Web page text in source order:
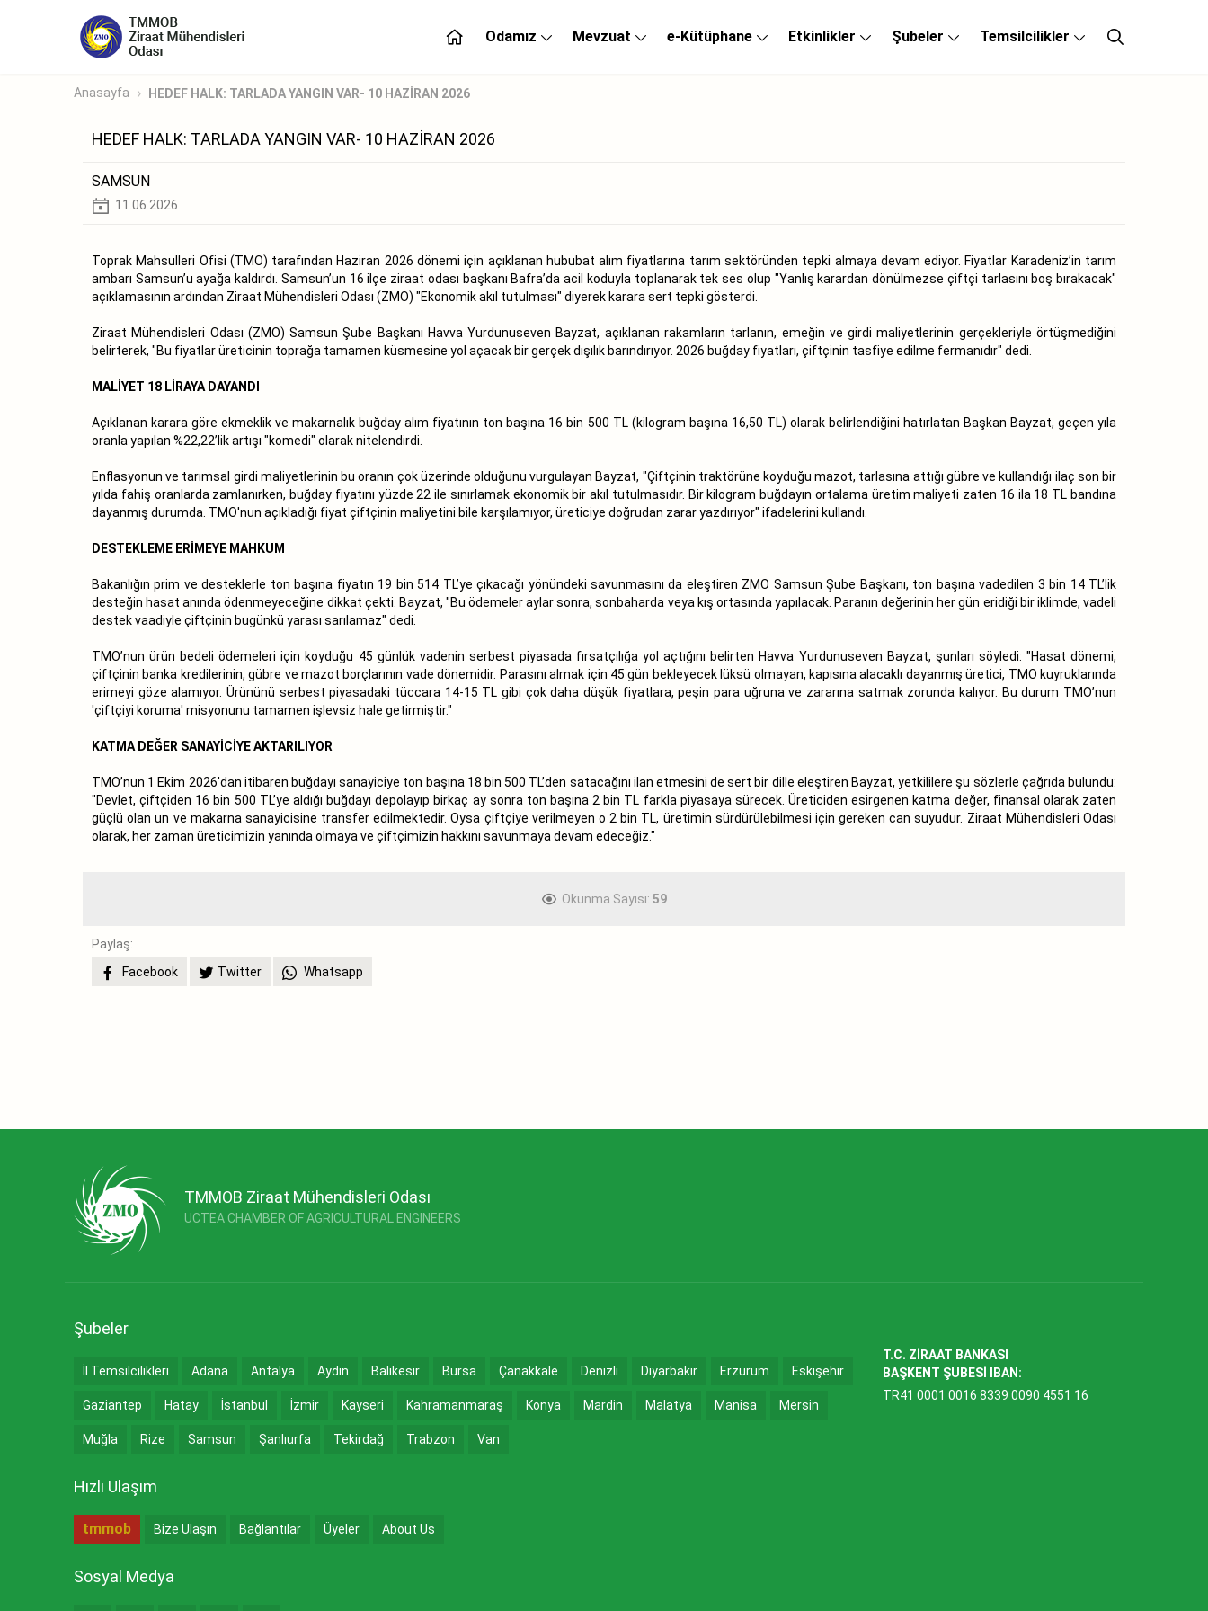
Odamız Mevzuat e-Kütüphane Etkinlikler Şubeler Temsilcilikler
Anasayfa HEDEF HALK: TARLADA YANGIN VAR- 10 HAZİRAN 2026
HEDEF HALK: TARLADA YANGIN VAR- 10 HAZİRAN 2026
SAMSUN
11.06.2026
Toprak Mahsulleri Ofisi (TMO) tarafından Haziran 2026 dönemi için açıklanan hububat alım fiyatlarına tarım sektöründen tepki almaya devam ediyor. Fiyatlar Karadeniz’in tarım
ambarı Samsun’u ayağa kaldırdı. Samsun’un 16 ilçe ziraat odası başkanı Bafra’da acil koduyla toplanarak tek ses olup "Yanlış karardan dönülmezse çiftçi tarlasını boş bırakacak"
açıklamasının ardından Ziraat Mühendisleri Odası (ZMO) "Ekonomik akıl tutulması" diyerek karara sert tepki gösterdi.
Ziraat Mühendisleri Odası (ZMO) Samsun Şube Başkanı Havva Yurdunuseven Bayzat, açıklanan rakamların tarlanın, emeğin ve girdi maliyetlerinin gerçekleriyle örtüşmediğini
belirterek, "Bu fiyatlar üreticinin toprağa tamamen küsmesine yol açacak bir gerçek dışılık barındırıyor. 2026 buğday fiyatları, çiftçinin tasfiye edilme fermanıdır" dedi.
MALİYET 18 LİRAYA DAYANDI
Açıklanan karara göre ekmeklik ve makarnalık buğday alım fiyatının ton başına 16 bin 500 TL (kilogram başına 16,50 TL) olarak belirlendiğini hatırlatan Başkan Bayzat, geçen yıla
oranla yapılan %22,22’lik artışı "komedi" olarak nitelendirdi.
Enflasyonun ve tarımsal girdi maliyetlerinin bu oranın çok üzerinde olduğunu vurgulayan Bayzat, "Çiftçinin traktörüne koyduğu mazot, tarlasına attığı gübre ve kullandığı ilaç son bir
yılda fahiş oranlarda zamlanırken, buğday fiyatını yüzde 22 ile sınırlamak ekonomik bir akıl tutulmasıdır. Bir kilogram buğdayın ortalama üretim maliyeti zaten 16 ila 18 TL bandına
dayanmış durumda. TMO'nun açıkladığı fiyat çiftçinin maliyetini bile karşılamıyor, üreticiye doğrudan zarar yazdırıyor" ifadelerini kullandı.
DESTEKLEME ERİMEYE MAHKUM
Bakanlığın prim ve desteklerle ton başına fiyatın 19 bin 514 TL’ye çıkacağı yönündeki savunmasını da eleştiren ZMO Samsun Şube Başkanı, ton başına vadedilen 3 bin 14 TL’lik
desteğin hasat anında ödenmeyeceğine dikkat çekti. Bayzat, "Bu ödemeler aylar sonra, sonbaharda veya kış ortasında yapılacak. Paranın değerinin her gün eridiği bir iklimde, vadeli
destek vaadiyle çiftçinin bugünkü yarası sarılamaz" dedi.
TMO’nun ürün bedeli ödemeleri için koyduğu 45 günlük vadenin serbest piyasada fırsatçılığa yol açtığını belirten Havva Yurdunuseven Bayzat, şunları söyledi: "Hasat dönemi,
çiftçinin banka kredilerinin, gübre ve mazot borçlarının vade dönemidir. Parasını almak için 45 gün bekleyecek lüksü olmayan, kapısına alacaklı dayanmış üretici, TMO kuyruklarında
erimeyi göze alamıyor. Ürününü serbest piyasadaki tüccara 14-15 TL gibi çok daha düşük fiyatlara, peşin para uğruna ve zararına satmak zorunda kalıyor. Bu durum TMO’nun
'çiftçiyi koruma' misyonunu tamamen işlevsiz hale getirmiştir."
KATMA DEĞER SANAYİCİYE AKTARILIYOR
TMO’nun 1 Ekim 2026'dan itibaren buğdayı sanayiciye ton başına 18 bin 500 TL’den satacağını ilan etmesini de sert bir dille eleştiren Bayzat, yetkililere şu sözlerle çağrıda bulundu:
"Devlet, çiftçiden 16 bin 500 TL’ye aldığı buğdayı depolayıp birkaç ay sonra ton başına 2 bin TL farkla piyasaya sürecek. Üreticiden esirgenen katma değer, finansal olarak zaten
güçlü olan un ve makarna sanayicisine transfer edilmektedir. Oysa çiftçiye verilmeyen o 2 bin TL, üretimin sürdürülebilmesi için gereken can suyudur. Ziraat Mühendisleri Odası
olarak, her zaman üreticimizin yanında olmaya ve çiftçimizin hakkını savunmaya devam edeceğiz."
Okunma Sayısı: 59
Paylaş:
Facebook
Twitter Whatsapp
TMMOB Ziraat Mühendisleri Odası
UCTEA CHAMBER OF AGRICULTURAL ENGINEERS
Şubeler
İl Temsilcilikleri Adana Antalya Aydın Balıkesir Bursa Çanakkale Denizli Diyarbakır Erzurum Eskişehir
Gaziantep Hatay İstanbul İzmir Kayseri Kahramanmaraş Konya Mardin Malatya Manisa Mersin
Muğla Rize Samsun Şanlıurfa Tekirdağ Trabzon Van
Hızlı Ulaşım
tmmob Bize Ulaşın Bağlantılar Üyeler About Us
Sosyal Medya
T.C. ZİRAAT BANKASI
BAŞKENT ŞUBESİ IBAN:
TR41 0001 0016 8339 0090 4551 16